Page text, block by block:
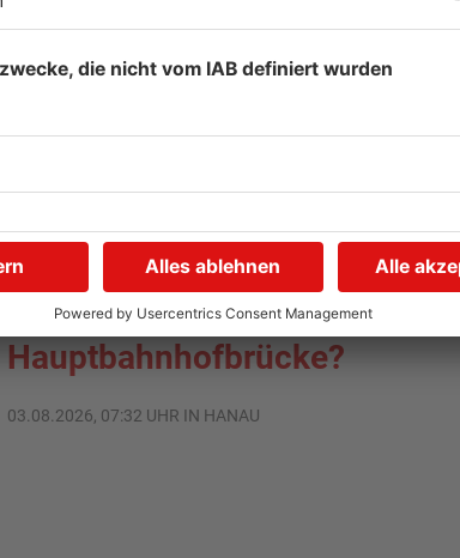
Hanau: Blindgänger in der
Nähe der
Hauptbahnhofbrücke?
03.08.2026, 07:32 UHR IN HANAU